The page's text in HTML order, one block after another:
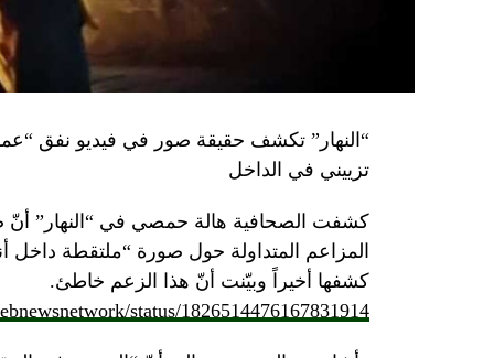
تزييني في الداخل
كشفت الصحافية هالة حمصي في “النهار”
كشفها أخيراً وبيّنت أنّ هذا الزعم خاطئ.
status/1826514476167831914